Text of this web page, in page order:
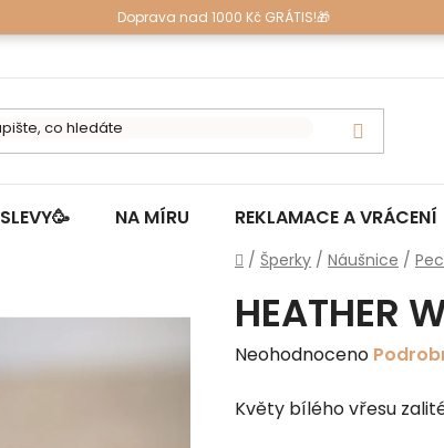
Doprava nad 1000 Kč GRÁTIS!🎁
SLEVY🥳 NA MÍRU REKLAMACE A VRÁCENÍ
Domů
/ Šperky / Náušnice /
HEATHER
Průměrné
produktu
Neohodnoceno
Květy bílého vřesu